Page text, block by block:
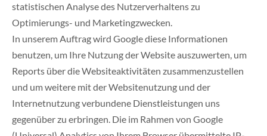
statistischen Analyse des Nutzerverhaltens zu
Optimierungs- und Marketingzwecken.
In unserem Auftrag wird Google diese Informationen
benutzen, um Ihre Nutzung der Website auszuwerten, um
Reports über die Websiteaktivitäten zusammenzustellen
und um weitere mit der Websitenutzung und der
Internetnutzung verbundene Dienstleistungen uns
gegenüber zu erbringen. Die im Rahmen von Google